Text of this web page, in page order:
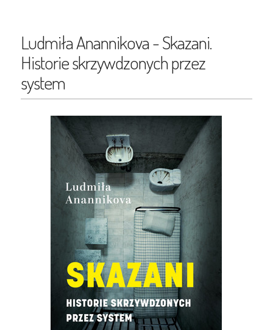
Ludmiła Anannikova - Skazani.
Historie skrzywdzonych przez
system